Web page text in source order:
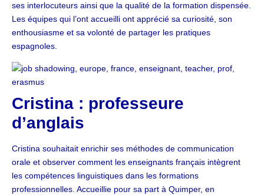
ses interlocuteurs ainsi que la qualité de la formation dispensée.
Les équipes qui l’ont accueilli ont apprécié sa curiosité, son
enthousiasme et sa volonté de partager les pratiques
espagnoles.
Cristina : professeure
d’anglais
Cristina souhaitait enrichir ses méthodes de communication
orale et observer comment les enseignants français intègrent
les compétences linguistiques dans les formations
professionnelles. Accueillie pour sa part à Quimper, en